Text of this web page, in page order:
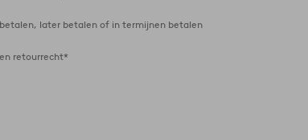
later betalen of in termijnen betalen
retourrecht*